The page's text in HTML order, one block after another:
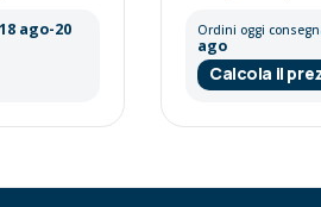
18 ago-20
Ordini oggi
ago
Calcola il